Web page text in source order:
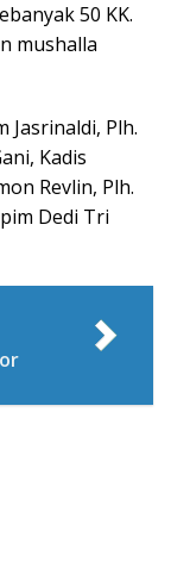
50 KK.
mushalla
Jasrinaldi, Plh.
Kadis
Revlin, Plh.
Dedi Tri